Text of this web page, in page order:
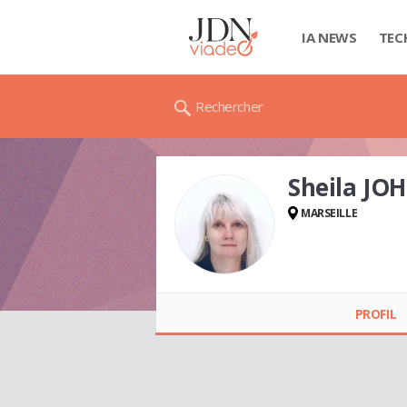
IA NEWS
Rechercher
Sheila
MARSEILLE
PROFIL